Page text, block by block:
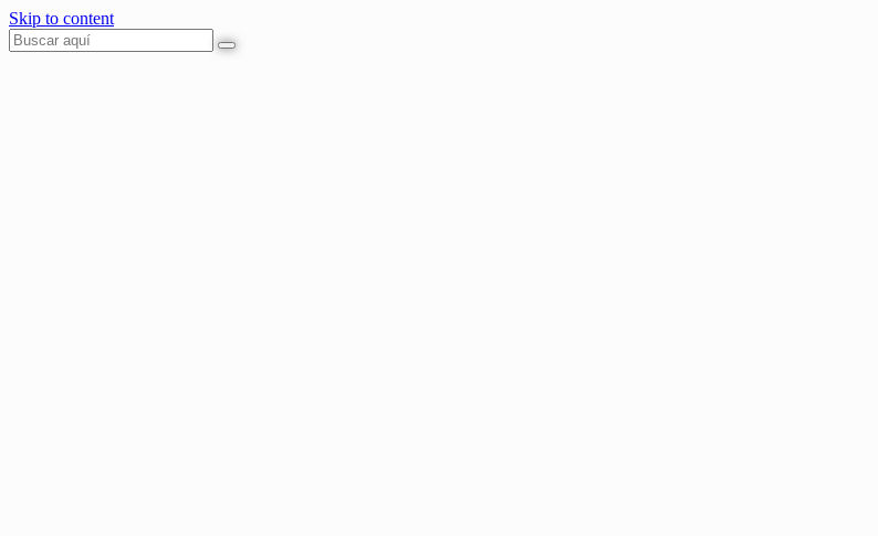
Skip to content